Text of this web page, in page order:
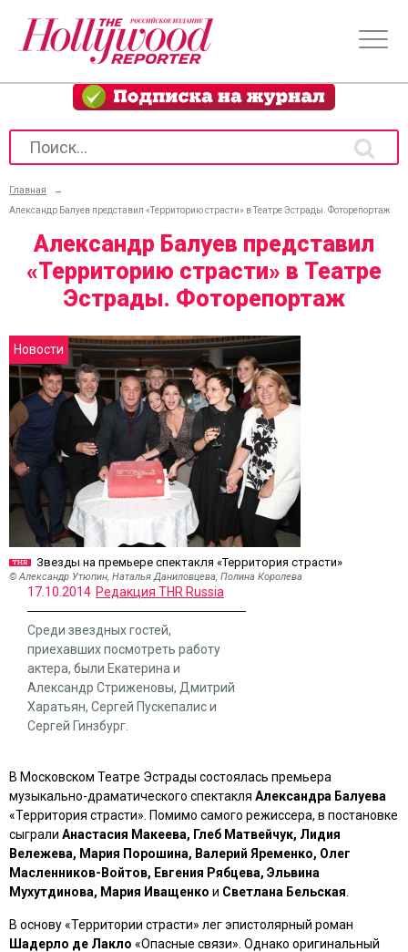
Главная
→
Александр Балуев представил «Территорию страсти» в Театре Эстрады. Фоторепортаж
Александр Балуев представил
«Территорию страсти» в Театре
Эстрады. Фоторепортаж
Новости
Звезды на премьере спектакля «Территория страсти»
© Александр Утюпин, Наталья Даниловцева, Полина Королева
17.10.2014 Редакция THR Russia
Среди звездных гостей,
приехавших посмотреть работу
актера, были Екатерина и
Александр Стриженовы, Дмитрий
Харатьян, Сергей Пускепалис и
Сергей Гинзбург.
В Московском Театре Эстрады состоялась премьера
музыкально-драматического спектакля Александра Балуева
«Территория страсти» . Помимо самого режиссера, в постановке
сыграли Анастасия Макеева, Глеб Матвейчук, Лидия
Вележева, Мария Порошина, Валерий Яременко, Олег
Масленников-Войтов, Евгения Рябцева, Эльвина
Мухутдинова, Мария Иващенко и Светлана Бельская
В основу«Территории страсти» лег эпистолярный роман
Шадерло де Лакло «Опасные связи» . Однако оригинальный